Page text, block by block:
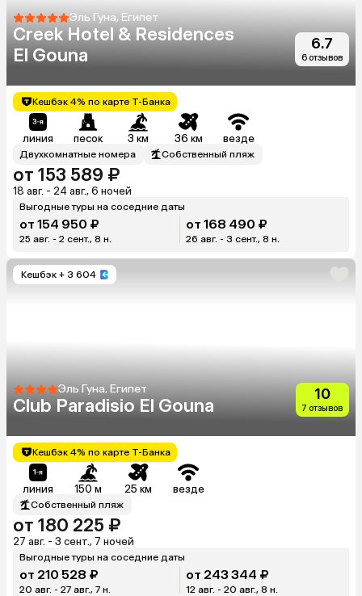
Эль Гуна, Египет
Creek Hotel & Residences
El Gouna
6.7
6 отзывов
Кешбэк 4% по карте Т-Банка
линия песок 3 км 36 км везде
Двухкомнатные номера Собственный пляж
от 153 589 ₽
18 авг. - 24 авг., 6 ночей
Выгодные туры на соседние даты
от 154 950 ₽
25 авг. - 2 сент., 8 н.
от 168 490 ₽
26 авг. - 3 сент., 8 н.
Кешбэк + 3 604
Эль Гуна, Египет
Club Paradisio El Gouna
10
7 отзывов
Кешбэк 4% по карте Т-Банка
линия 150 м 25 км везде
Собственный пляж
от 180 225 ₽
27 авг. - 3 сент., 7 ночей
Выгодные туры на соседние даты
от 210 528 ₽
20 авг. - 27 авг., 7 н.
от 243 344 ₽
12 авг. - 20 авг., 8 н.